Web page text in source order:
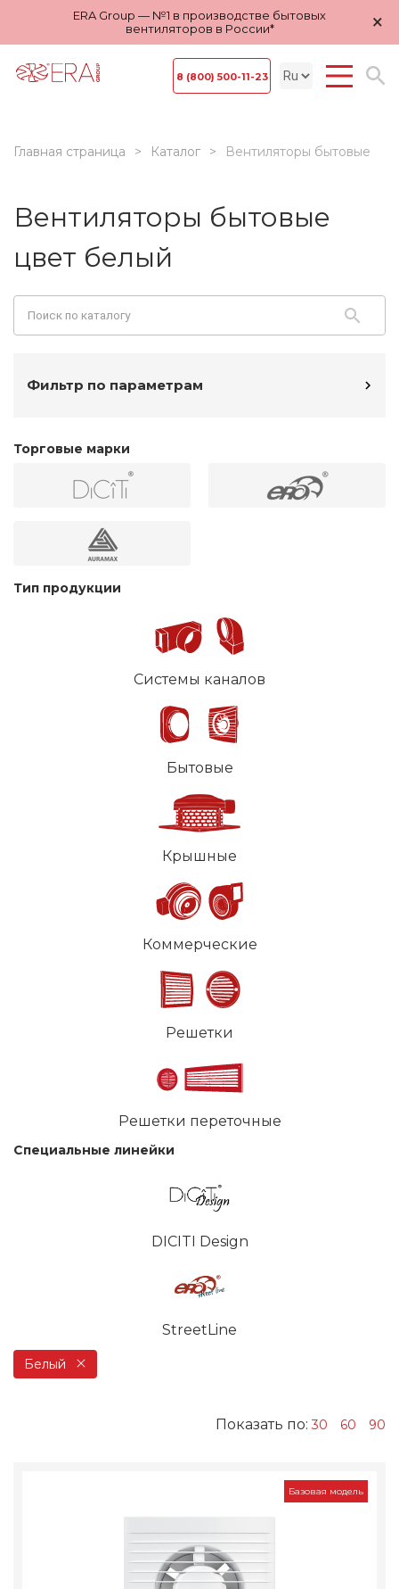
ERA Group — №1 в производстве бытовых
вентиляторов в России*
×
8 (800) 500-11-23
Главная страница Каталог Вентиляторы бытовые
Вентиляторы бытовые
цвет белый
Фильтр по параметрам
Торговые марки
Тип продукции
Системы каналов
Бытовые
Крышные
Коммерческие
Решетки
Решетки переточные
Специальные линейки
DICITI Design
StreetLine
Белый
Показать по:30 60 90
Базовая модель